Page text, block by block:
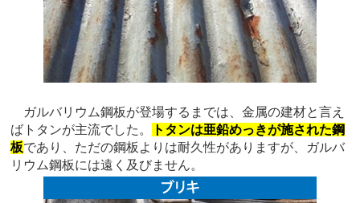
ガルバリウム鋼板が登場するまでは、金属の建材と言え
ばトタンが主流でした。
トタンは亜鉛めっきが施された鋼
板であり、ただの鋼板よりは耐久性がありますが、ガルバ
リウム鋼板には遠く及びません。